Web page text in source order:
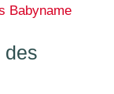
Babyname
des